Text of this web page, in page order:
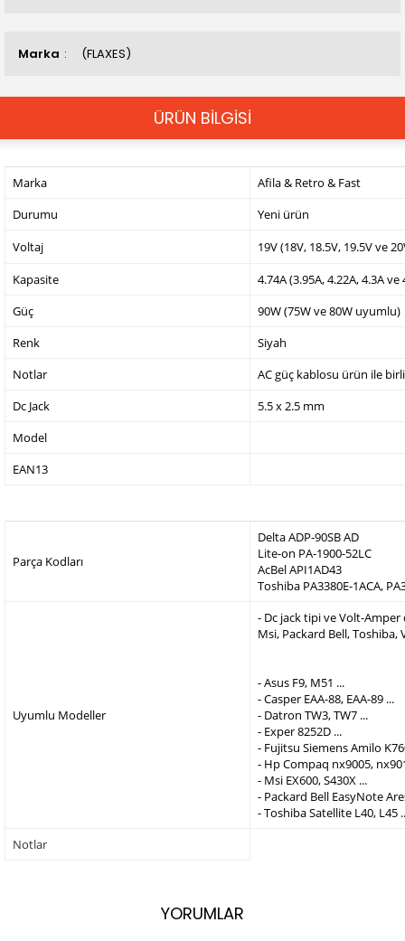
Marka (FLAXES)
ÜRÜN BİLGİSİ
Marka
Afila & Retro & Fast
Durumu
Yeni ürün
Voltaj
19V (18V, 18.5V, 19.5V ve
Kapasite
4.74A (3.95A, 4.22A, 4.3A
Güç
90W (75W ve 80W uyumlu)
Renk
Siyah
Notlar
AC güç kablosu ürün ile
Dc Jack
5.5 x 2.5 mm
Model
EAN13
Parça Kodları
Delta ADP-90SB AD
Lite-on PA-1900-52LC
AcBel API1AD43
Toshiba PA3380E-1ACA,
Uyumlu Modeller
- Dc jack tipi ve Volt-
Msi, Packard Bell,
- Asus F9, M51 ...
- Casper EAA-88, EAA-89 ...
- Datron TW3, TW7 ...
- Exper 8252D ...
- Fujitsu Siemens Amilo
- Hp Compaq nx9005,
- Msi EX600, S430X ...
- Packard Bell EasyNote
- Toshiba Satellite L40, L45
Notlar
YORUMLAR